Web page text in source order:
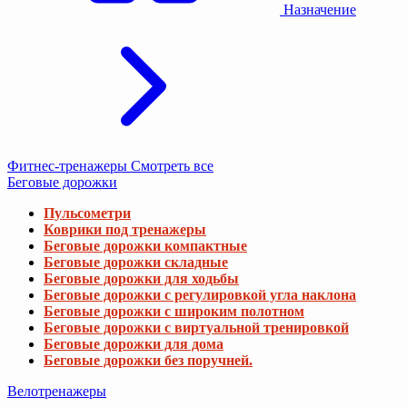
Назначение
Фитнес-тренажеры Смотреть все
Беговые дорожки
Пульсометри
Коврики под тренажеры
Беговые дорожки компактные
Беговые дорожки складные
Беговые дорожки для ходьбы
Беговые дорожки с регулировкой угла наклона
Беговые дорожки с широким полотном
Беговые дорожки с виртуальной тренировкой
Беговые дорожки для дома
Беговые дорожки без поручней.
Велотренажеры